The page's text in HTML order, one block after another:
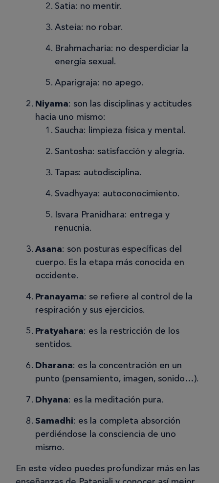
Satia: no mentir.
Asteia: no robar.
Brahmacharia: no desperdiciar la
energía sexual.
Aparigraja: no apego.
Niyama: son las disciplinas y actitudes
hacia uno mismo:
Saucha: limpieza física y mental.
Santosha: satisfacción y alegría.
Tapas: autodisciplina.
Svadhyaya: autoconocimiento.
Isvara Pranidhara: entrega y
renucnia.
Asana: son posturas específicas del
cuerpo. Es la etapa más conocida en
occidente.
Pranayama: se refiere al control de la
respiración y sus ejercicios.
Pratyahara: es la restricción de los
sentidos.
Dharana: es la concentración en un
punto (pensamiento, imagen, sonido…).
Dhyana: es la meditación pura.
Samadhi: es la completa absorción
perdiéndose la consciencia de uno
mismo.
En este vídeo puedes profundizar más en las